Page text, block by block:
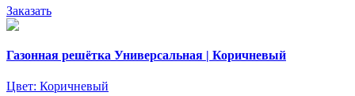
Заказать
Газонная решётка Универсальная | Коричневый
Цвет: Коричневый